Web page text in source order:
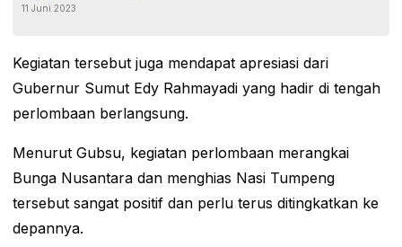
11 Juni 2023
Kegiatan tersebut juga mendapat apresiasi dari
Gubernur Sumut Edy Rahmayadi yang hadir di tengah
perlombaan berlangsung.
Menurut Gubsu, kegiatan perlombaan merangkai
Bunga Nusantara dan menghias Nasi Tumpeng
tersebut sangat positif dan perlu terus ditingkatkan ke
depannya.